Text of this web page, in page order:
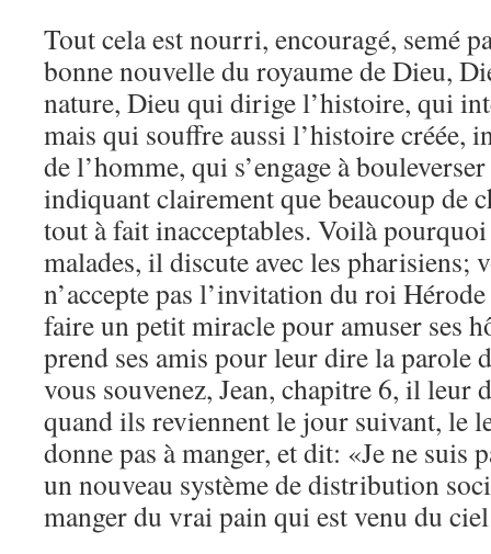
Tout cela est nourri, encouragé, semé
bonne nouvelle du royaume de Dieu,
nature, Dieu qui dirige l’histoire, qui
mais qui souffre aussi l’histoire créée,
de l’homme, qui s’engage à
indiquant clairement que beaucoup de
tout à fait inacceptables. Voilà
malades, il discute avec les
n’accepte pas l’invitation du roi
faire un petit miracle pour amuser ses
prend ses amis pour leur dire la parole
vous souvenez, Jean, chapitre 6, il leur
quand ils reviennent le jour suivant, le
donne pas à manger, et dit: «Je ne suis
un nouveau système de distribution
manger du vrai pain qui est venu du